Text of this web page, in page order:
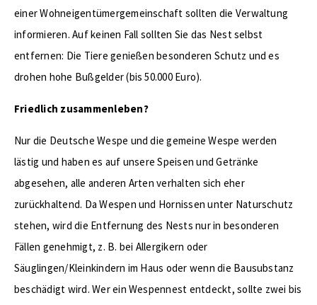
einer Wohneigentümergemeinschaft sollten die Verwaltung
informieren. Auf keinen Fall sollten Sie das Nest selbst
entfernen: Die Tiere genießen besonderen Schutz und es
drohen hohe Bußgelder (bis 50.000 Euro).
Friedlich zusammenleben?
Nur die Deutsche Wespe und die gemeine Wespe werden
lästig und haben es auf unsere Speisen und Getränke
abgesehen, alle anderen Arten verhalten sich eher
zurückhaltend. Da Wespen und Hornissen unter Naturschutz
stehen, wird die Entfernung des Nests nur in besonderen
Fällen genehmigt, z. B. bei Allergikern oder
Säuglingen/Kleinkindern im Haus oder wenn die Bausubstanz
beschädigt wird. Wer ein Wespennest entdeckt, sollte zwei bis